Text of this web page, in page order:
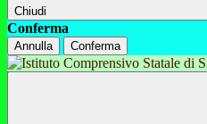
Chiudi
Conferma
Annulla Conferma